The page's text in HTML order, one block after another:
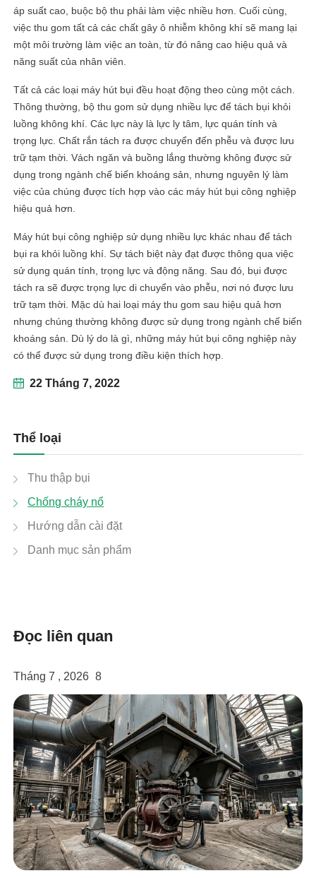
22 Tháng 7, 2022
Thể loại
Thu thập bụi
Chống cháy nổ
Hướng dẫn cài đặt
Danh mục sản phẩm
facebook
twitter
áp suất cao, buộc bộ thu phải làm việc nhiều hơn. Cuối cùng,
việc thu gom tất cả các chất gây ô nhiễm không khí sẽ mang lại
một môi trường làm việc an toàn, từ đó nâng cao hiệu quả và
năng suất của nhân viên.
Tất cả các loại máy hút bụi đều hoạt động theo cùng một cách.
Thông thường, bộ thu gom sử dụng nhiều lực để tách bụi khỏi
luồng không khí. Các lực này là lực ly tâm, lực quán tính và
trọng lực. Chất rắn tách ra được chuyển đến phễu và được lưu
trữ tạm thời. Vách ngăn và buồng lắng thường không được sử
dụng trong ngành chế biến khoáng sản, nhưng nguyên lý làm
việc của chúng được tích hợp vào các máy hút bụi công nghiệp
hiệu quả hơn.
Máy hút bụi công nghiệp sử dụng nhiều lực khác nhau để tách
bụi ra khỏi luồng khí. Sự tách biệt này đạt được thông qua việc
sử dụng quán tính, trọng lực và động năng. Sau đó, bụi được
tách ra sẽ được trọng lực di chuyển vào phễu, nơi nó được lưu
trữ tạm thời. Mặc dù hai loại máy thu gom sau hiệu quả hơn
nhưng chúng thường không được sử dụng trong ngành chế biến
khoáng sản. Dù lý do là gì, những máy hút bụi công nghiệp này
có thể được sử dụng trong điều kiện thích hợp.
Đọc liên quan
Tháng 7 , 2026 8